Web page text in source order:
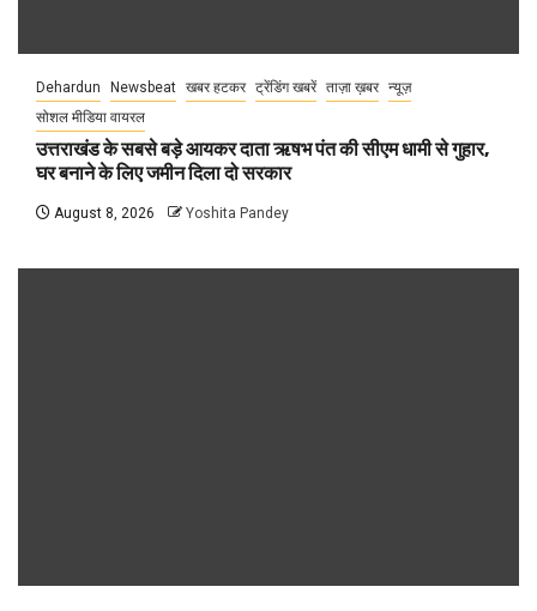
Dehardun Newsbeat खबर हटकर ट्रेंडिंग खबरें ताज़ा ख़बर न्यूज़
सोशल मीडिया वायरल
उत्तराखंड के सबसे बड़े आयकर दाता ऋषभ पंत की सीएम धामी से गुहार,
घर बनाने के लिए जमीन दिला दो सरकार
August 8, 2026 Yoshita Pandey